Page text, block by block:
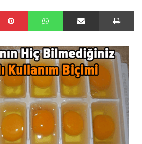
Pinterest WhatsApp E-Posta ile paylaş